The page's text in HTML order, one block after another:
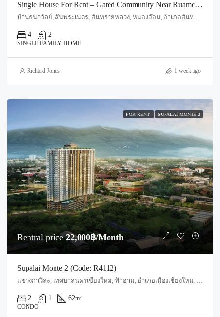
Single House For Rent – Gated Community Near Ruamchok (Code: R0501)
บ้านธนาวัลย์, สันพระเนตร, สันทรายหลวง, หนองจ๊อม, อำเภอสันทราย, จังหวัดเชียงใหม่, 50210, ประเทศไทย, Chiang Mai, Mueang Chiang Mai, Fa Ham
4 2
SINGLE FAMILY HOME
Richard Jones 1 week ago
FOR RENT SUPALAI MONTE 2
Rentral price22,000฿/Month
Supalai Monte 2 (Code: R4112)
2 1 62m²
CONDO